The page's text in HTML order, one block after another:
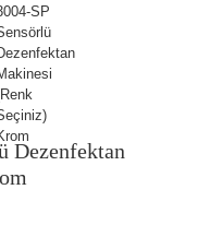
Dezenfektan